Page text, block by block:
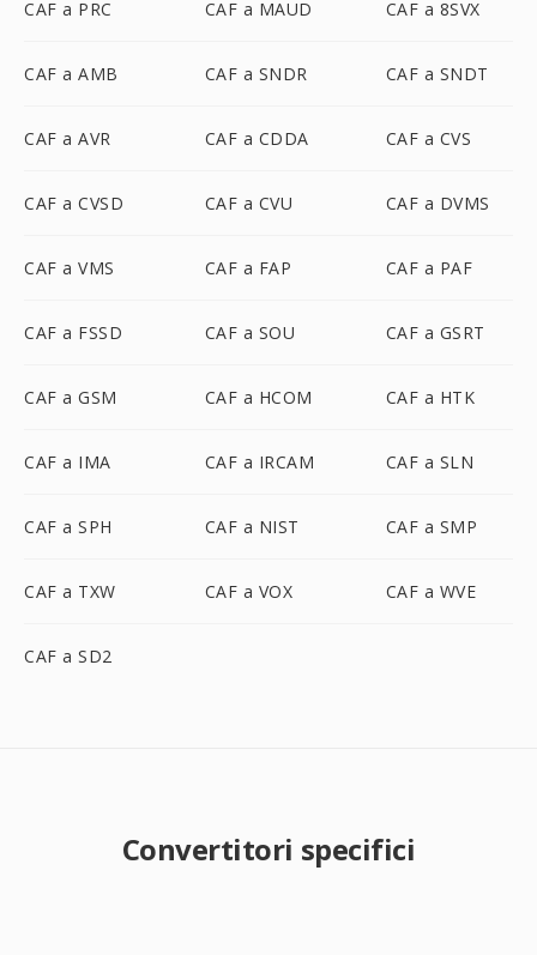
CAF a PRC CAF a MAUD CAF a 8SVX
CAF a AMB CAF a SNDR CAF a SNDT
CAF a AVR CAF a CDDA CAF a CVS
CAF a CVSD CAF a CVU CAF a DVMS
CAF a VMS CAF a FAP CAF a PAF
CAF a FSSD CAF a SOU CAF a GSRT
CAF a GSM CAF a HCOM CAF a HTK
CAF a IMA CAF a IRCAM CAF a SLN
CAF a SPH CAF a NIST CAF a SMP
CAF a TXW CAF a VOX CAF a WVE
CAF a SD2
Convertitori specifici